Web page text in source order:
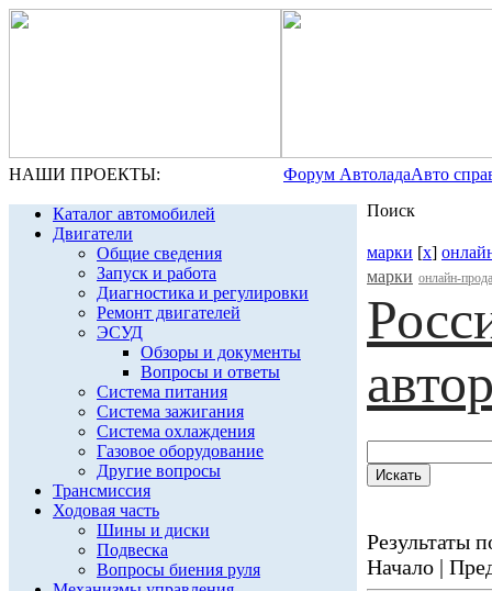
НАШИ ПРОЕКТЫ: Форум АвтоладаАвто
Каталог автомобилей
Двигатели
Общие сведения
Запуск и работа
Диагностика и регулировки
Ремонт двигателей
ЭСУД
Обзоры и документы
Вопросы и ответы
Система питания
Система зажигания
Система охлаждения
Газовое оборудование
Другие вопросы
Трансмиссия
Ходовая часть
Шины и диски
Подвеска
Вопросы биения руля
Поиск
марки [x]
марки онлайн-
Результаты
Начало |